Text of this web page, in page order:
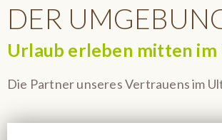
DER
Urlaub erleben mitten
Die Partner unseres Vertrauens im